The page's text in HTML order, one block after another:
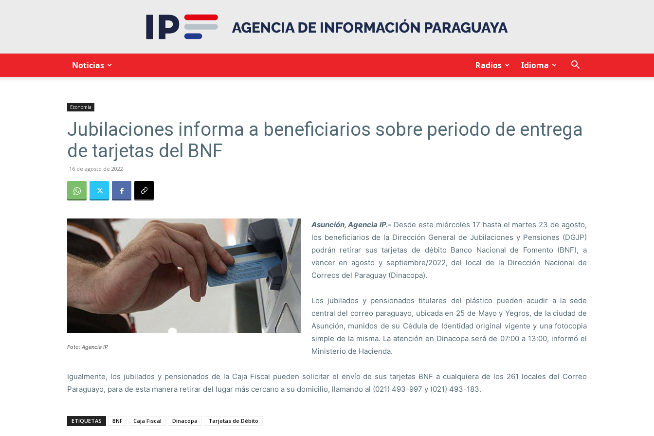
Noticias Idioma
Radios
Economía
Jubilaciones informa a beneficiarios sobre periodo de entrega
de tarjetas del BNF
16 de agosto de 2022
Foto: Agencia IP
Asunción, Agencia IP.- Desde este miércoles 17 hasta el martes 23 de agosto,
los beneficiarios de la Dirección General de Jubilaciones y Pensiones (DGJP)
podrán retirar sus tarjetas de débito Banco Nacional de Fomento (BNF), a
vencer en agosto y septiembre/2022, del local de la Dirección Nacional de
Correos del Paraguay (Dinacopa).
Los jubilados y pensionados titulares del plástico pueden acudir a la sede
central del correo paraguayo, ubicada en 25 de Mayo y Yegros, de la ciudad de
Asunción, munidos de su Cédula de Identidad original vigente y una fotocopia
simple de la misma. La atención en Dinacopa será de 07:00 a 13:00, informó el
Ministerio de Hacienda.
Igualmente, los jubilados y pensionados de la Caja Fiscal pueden solicitar el envío de sus tarjetas BNF a cualquiera de los 261 locales del Correo
Paraguayo, para de esta manera retirar del lugar más cercano a su domicilio, llamando al (021) 493-997 y (021) 493-183.
ETIQUETAS BNF Caja Fiscal Dinacopa Tarjetas de Débito